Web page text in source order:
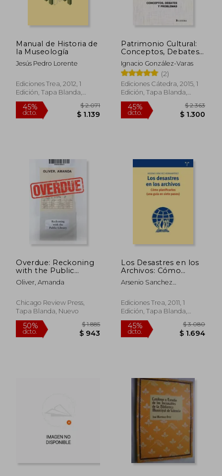
dcto.
50%
dcto.
Manual de Historia de
la Museología
Jesús Pedro Lorente
Ediciones Trea, 2012, 1
Edición, Tapa Blanda,
Nuevo
dcto. $ 1.139
Patrimonio Cultural:
Conceptos, Debates
y Problemas (Básicos
Arte Cátedra)
Ignacio González-Varas
(2)
Ediciones Cátedra, 2015, 1
Edición, Tapa Blanda,
Nuevo
45%
dcto. $
Overdue: Reckoning
with the Public
Library (en Inglés)
Oliver, Amanda
Chicago Review Press,
Tapa Blanda, Nuevo
Los Desastres en los
Archivos: Cómo
Planificarlos (Una
Guía en Siete Pasos)
Arsenio Sanchez
Ediciones Trea, 2011, 1
Edición, Tapa Blanda,
Nuevo